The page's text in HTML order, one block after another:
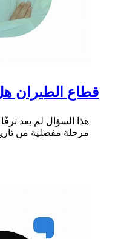
قطاع الطيران
هذا السؤال لم يعد
مرحلة مفصلية من